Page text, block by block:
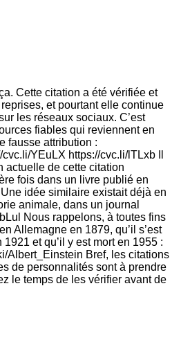
Cette citation a été vérifiée et
et pourtant elle continue
les réseaux sociaux. C’est
fiables qui reviennent en
fausse attribution :
YEuLX https://cvc.li/lTLxb Il
actuelle de cette citation
fois dans un livre publié en
idée similaire existait déjà en
animale, dans un journal
Nous rappelons, à toutes fins
Allemagne en 1879, qu’il s’est
et qu’il y est mort en 1955 :
Albert_Einstein Bref, les citations
de personnalités sont à prendre
le temps de les vérifier avant de